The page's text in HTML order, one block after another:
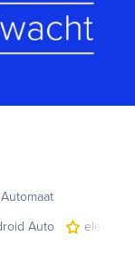
Automaat
Auto